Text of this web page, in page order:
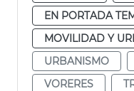
EN PORTADA
MOVILIDAD Y
URBANISMO
VORERES